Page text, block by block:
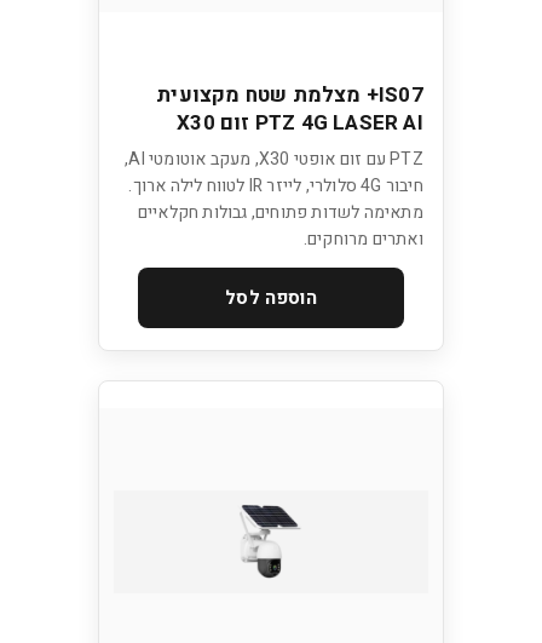
IS07+ מצלמת שטח מקצועית
PTZ 4G LASER AI זום X30
PTZ עם זום אופטי X30, מעקב אוטומטי AI,
חיבור 4G סלולרי, לייזר IR לטווח לילה ארוך.
מתאימה לשדות פתוחים, גבולות חקלאיים
ואתרים מרוחקים.
הוספה לסל